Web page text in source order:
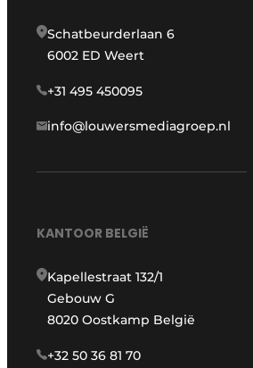
Schatbeurderlaan 6
6002 ED Weert
+31 495 450095
info@louwersmediagroep.nl
KANTOOR BELGIË
Kapellestraat 132/1
Gebouw G
8020 Oostkamp België
+32 50 36 81 70